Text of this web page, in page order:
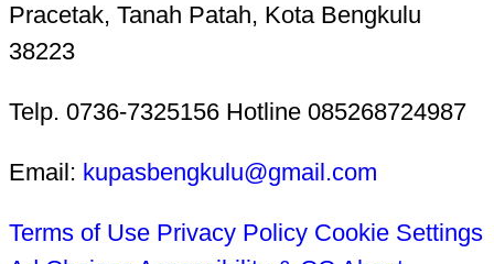
Pracetak, Tanah Patah, Kota Bengkulu
38223
Telp. 0736-7325156 Hotline 085268724987
Email: kupasbengkulu@gmail.com
Terms of Use Privacy Policy Cookie Settings